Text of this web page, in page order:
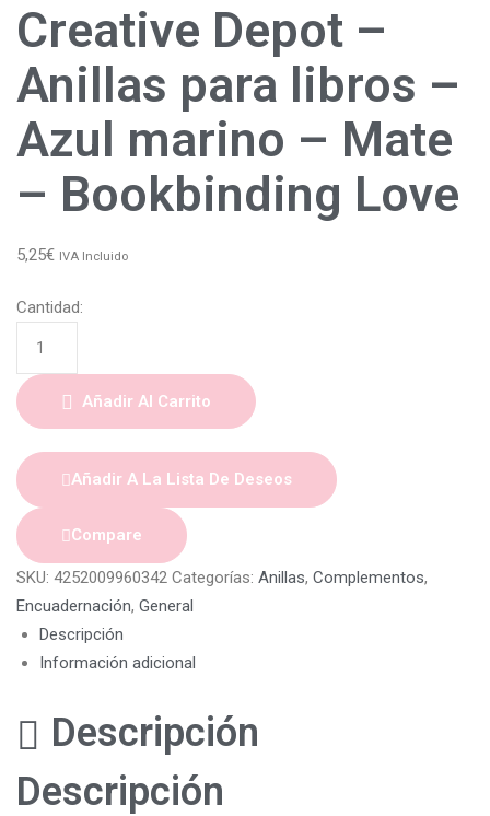
Creative Depot –
Anillas para libros –
Azul marino – Mate
– Bookbinding Love
5,25€ IVA Incluido
Cantidad:
Añadir Al Carrito
Añadir A La Lista De Deseos
Compare
SKU: 4252009960342 Categorías: Anillas, Complementos,
Encuadernación, General
Descripción
Información adicional
Descripción
Descripción